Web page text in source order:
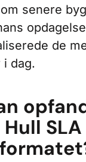
senere
de
dag.
SLA